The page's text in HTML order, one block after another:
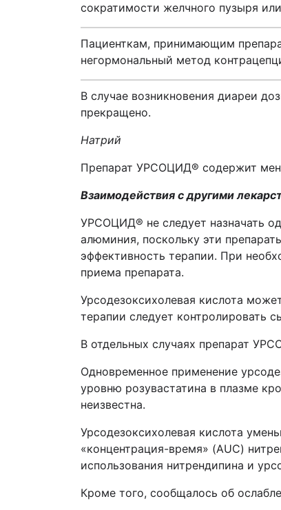
сократимости желчного пузыря
Пациенткам, принимающим
негормональный метод
В случае возникновения диареи
прекращено.
Натрий
Препарат УРСОЦИД® содержит
Взаимодействия с другими
УРСОЦИД® не следует назначать
алюминия, поскольку эти
эффективность терапии. При
приема препарата.
Урсодезоксихолевая кислота
терапии следует контролировать
В отдельных случаях препарат
Одновременное применение
уровню розувастатина в плазме
неизвестна.
Урсодезоксихолевая кислота
«концентрация-время» (AUC)
использования нитрендипина и
Кроме того, сообщалось об